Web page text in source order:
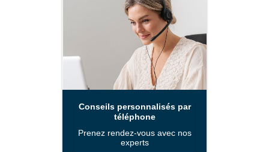
Conseils personnalisés par
téléphone
Prenez rendez-vous avec nos
experts